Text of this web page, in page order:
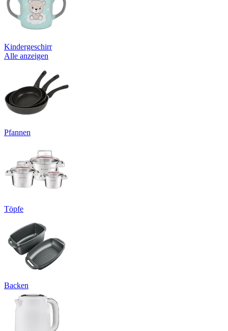
Kindergeschirr
Alle anzeigen
Pfannen
Töpfe
Backen